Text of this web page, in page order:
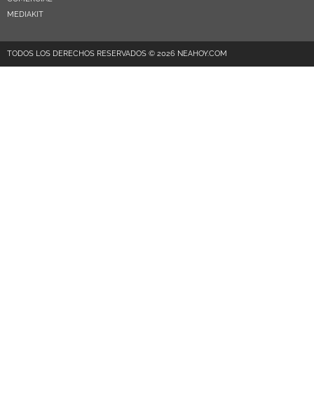
MEDIAKIT
TODOS LOS DERECHOS RESERVADOS © 2026 NEAHOY.COM